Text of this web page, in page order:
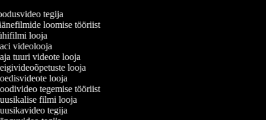
tegija
loomise tööriist
looja
videolooja
tuuri videote looja
looja
looja
tegemise tööriist
filmi looja
tegija